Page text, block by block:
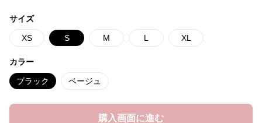
サイズ
XS S M L XL
カラー
ブラック ベージュ
購入画面に進む